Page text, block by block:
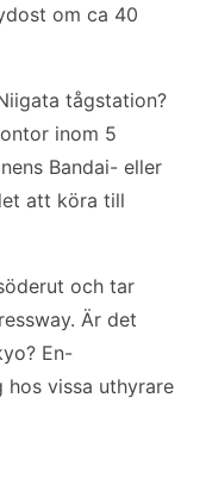
om ca 40
tågstation?
inom 5
Bandai- eller
att köra till
och tar
Är det
En-
vissa uthyrare